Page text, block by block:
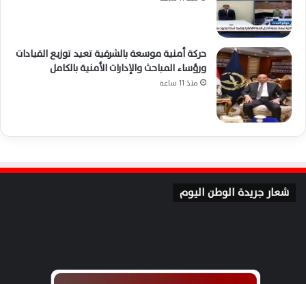
حركة أمنية موسعة بالشرقية تعيد توزيع القيادات
ورؤساء المباحث والإدارات الأمنية بالكامل
منذ 11 ساعة
شعار جريدة الوطن اليوم